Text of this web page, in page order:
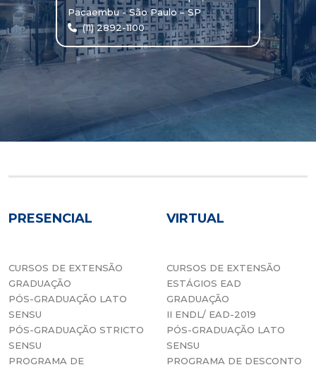
Pacaembu - São Paulo – SP
(11) 2892-1100
PRESENCIAL
CURSOS DE EXTENSÃO
GRADUAÇÃO
PÓS-GRADUAÇÃO LATO
SENSU
PÓS-GRADUAÇÃO STRICTO
SENSU
PROGRAMA DE
VIRTUAL
CURSOS DE EXTENSÃO
ESTÁGIOS EAD
GRADUAÇÃO
II ENDL/ EAD-2019
PÓS-GRADUAÇÃO LATO
SENSU
PROGRAMA DE DESCONTO